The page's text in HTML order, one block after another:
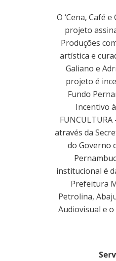
O ‘Cena, Café
projeto
Produções
artística e
Galiano e
projeto é
Fundo
Incentivo
através da
do Governo
institucional é
Prefeitura
Petrolina,
Audiovisual e o